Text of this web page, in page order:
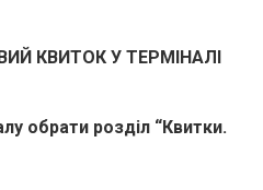
КВИТОК У ТЕРМІНАЛІ
обрати розділ “Квитки.